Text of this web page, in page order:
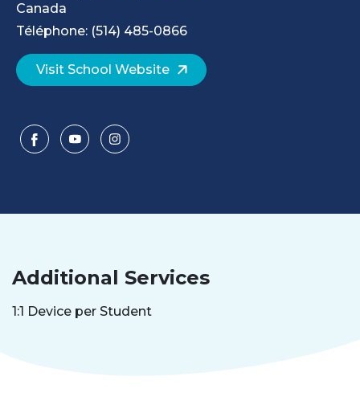
Canada
Téléphone: (514) 485-0866
Visit School Website
Additional Services
1:1 Device per Student